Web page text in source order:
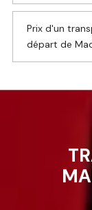
Prix d'un
départ de